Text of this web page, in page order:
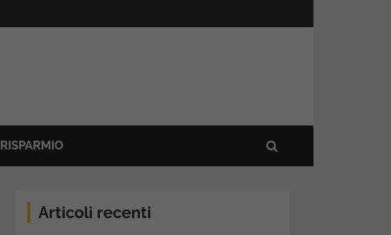
RISPARMIO
Articoli recenti